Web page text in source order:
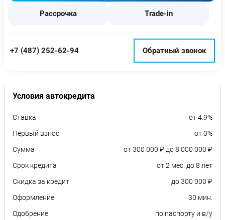
Рассрочка Trade-in
+7 (487) 252-62-94 Обратный звонок
Условия автокредита
Ставка
от 4.9%
Первый взнос
от 0%
Сумма
от 300 000 ₽ до 8 000 000 ₽
Срок кредита
от 2 мес. до 8 лет
Скидка за кредит
до 300 000 ₽
Оформление
30 мин.
Одобрение
по паспорту и в/у